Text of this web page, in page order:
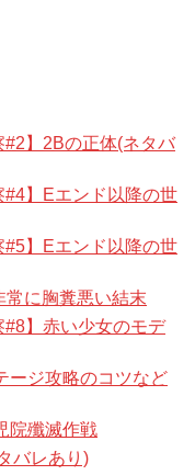
#2】2Bの正体(ネタバ
#4】Eエンド以降の世
#5】Eエンド以降の世
常に胸糞悪い結末
#8】赤い少女のモデ
ージ攻略のコツなど
院殲滅作戦
バレあり)